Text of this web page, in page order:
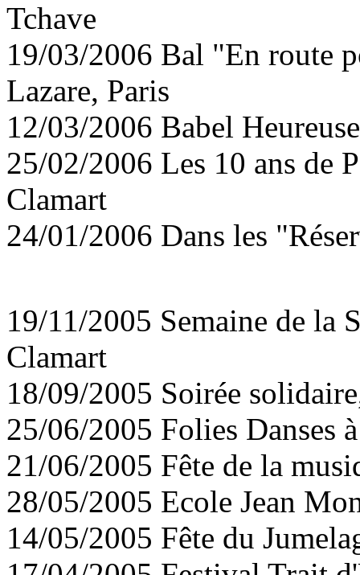
Tchave
19/03/2006 Bal "En route
Lazare, Paris
12/03/2006 Babel
25/02/2006 Les 10 ans de
Clamart
24/01/2006 Dans les
19/11/2005 Semaine de la
Clamart
18/09/2005 Soirée
25/06/2005 Folies Danses
21/06/2005 Fête de la
28/05/2005 Ecole Jean
14/05/2005 Fête du